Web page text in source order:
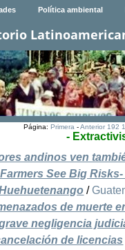
Política ambiental
Página: Primera-Anterior 192
-
andinos ven
See Big Risks-
/
de muerte
negligencia
de licencias